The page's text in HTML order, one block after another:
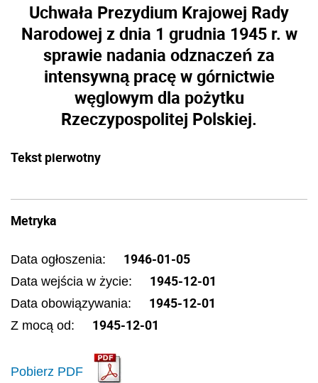
Uchwała Prezydium Krajowej Rady
Narodowej z dnia 1 grudnia 1945 r. w
sprawie nadania odznaczeń za
intensywną pracę w górnictwie
węglowym dla pożytku
Rzeczypospolitej Polskiej.
Tekst pierwotny
Metryka
Data ogłoszenia: 1946-01-05
Data wejścia w życie: 1945-12-01
Data obowiązywania: 1945-12-01
Z mocą od: 1945-12-01
Pobierz PDF